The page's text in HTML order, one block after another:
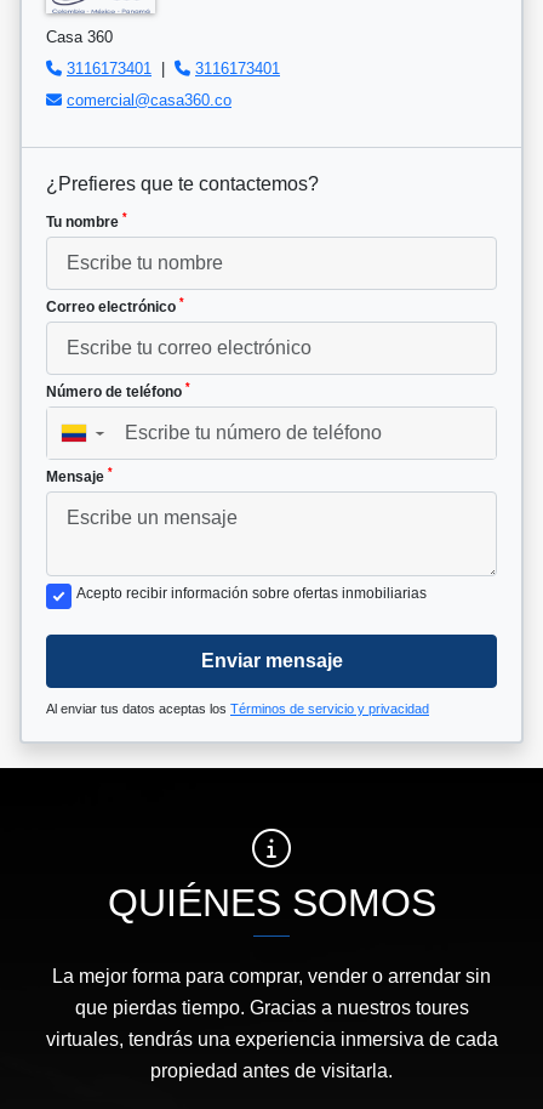
Casa 360
3116173401
|
3116173401
comercial@casa360.co
¿Prefieres que te contactemos?
Tu nombre *
Correo electrónico *
Número de teléfono *
▼
Mensaje *
Acepto recibir información sobre ofertas inmobiliarias
Enviar mensaje
Al enviar tus datos aceptas los Términos de servicio y privacidad
QUIÉNES SOMOS
La mejor forma para comprar, vender o arrendar sin
que pierdas tiempo. Gracias a nuestros toures
virtuales, tendrás una experiencia inmersiva de cada
propiedad antes de visitarla.